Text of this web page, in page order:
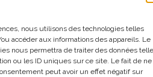
nous utilisons des technologies telles
accéder aux informations des appareils. Le
nous permettra de traiter des données
ou les ID uniques sur ce site. Le fait de ne
peut avoir un effet négatif sur